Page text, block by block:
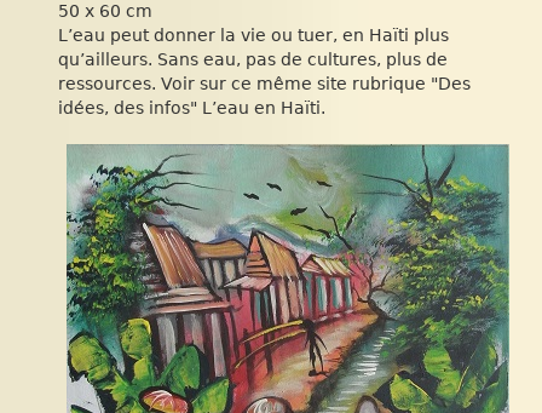
50 x 60 cm
L’eau peut donner la vie ou tuer, en Haïti plus
qu’ailleurs. Sans eau, pas de cultures, plus de
ressources. Voir sur ce même site rubrique "Des
idées, des infos" L’eau en Haïti.